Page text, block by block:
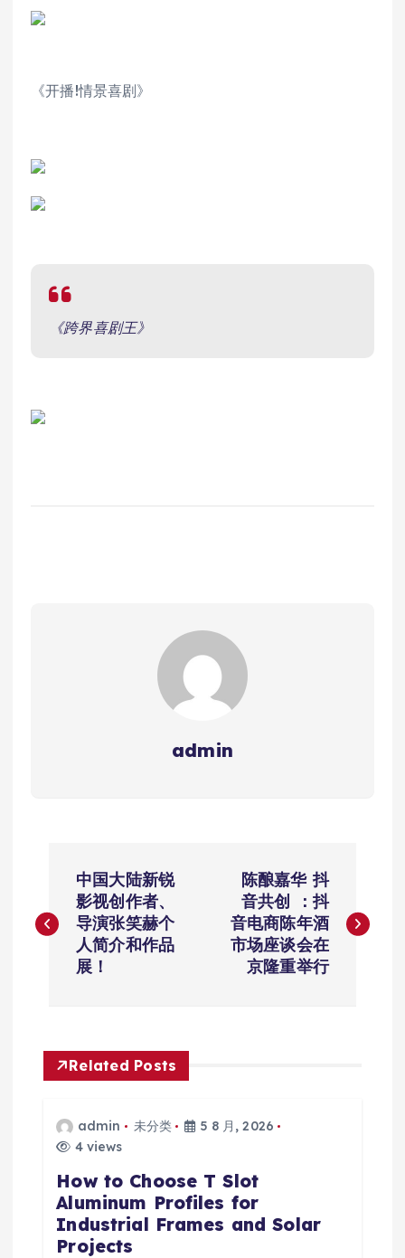
《开播!情景喜剧》
《跨界喜剧王》
admin
章
中国大陆新锐
影视创作者、
导演张笑赫个
人简介和作品
展！
陈酿嘉华 抖
音共创 ：抖
音电商陈年酒
市场座谈会在
京隆重举行
Related Posts
admin 未分类
5 8 月, 2026
4 views
How to Choose T Slot
Aluminum Profiles for
Industrial Frames and Solar
Projects